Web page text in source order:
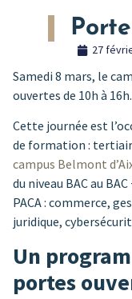
27
Samedi 8 mars, le
ouvertes de 10h à 16h.
Cette journée est
de formation :
campus Belmont
du niveau BAC au
PACA : commerce,
juridique,
Un
portes